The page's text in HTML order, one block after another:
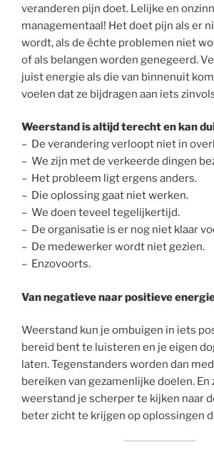
veranderen pijn doet. Lelijke en
managementaal! Het doet pijn als er
wordt, als de échte problemen niet
of als belangen worden genegeerd.
juist energie als die van binnenuit
voelen dat ze bijdragen aan iets
Weerstand is altijd terecht en kan
– De verandering verloopt niet in
– We zijn met de verkeerde dingen
– Het probleem ligt ergens anders.
– Die oplossing gaat niet werken.
– We doen teveel tegelijkertijd.
– De organisatie is er nog niet klaar
– De medewerker wordt niet gezien.
– Enzovoorts.
Van negatieve naar positieve
Weerstand kun je ombuigen in iets
bereid bent te luisteren en je eigen
laten. Tegenstanders worden dan
bereiken van gezamenlijke doelen. En
weerstand je scherper te kijken naar
beter zicht te krijgen op oplossingen